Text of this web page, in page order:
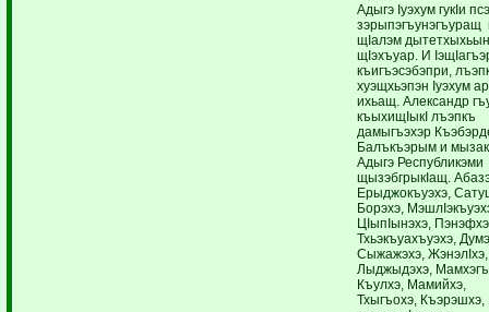
Адыгэ Iуэхум гукIи
щIалэм
щIэхъуар. И
къигъэсэбэпри,
хуэщхьэпэн Iуэхум
ихьащ. Александр
къыхищIыкI лъэпкъ
дамыгъэхэр
Балъкъэрым и
Адыгэ Республикэми
щызэбгрыкIащ.
Ерыджокъуэхэ,
Борэхэ,
ЦIыпIынэхэ,
Тхьэкъуахъуэхэ,
Сыжажэхэ, ЖэнэлIхэ,
Лыджыдэхэ,
Къулхэ, Мамийхэ,
Тхыгъохэ, Къэрэшхэ,